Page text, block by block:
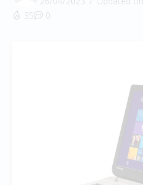
35
0